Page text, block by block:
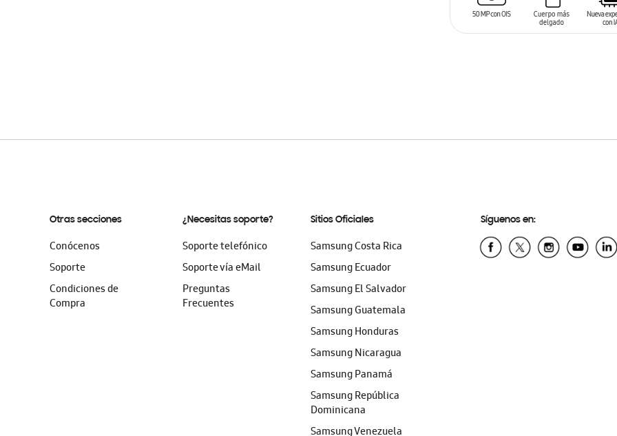
Otras secciones
Conócenos
Soporte
Condiciones de
Compra
¿Necesitas soporte?
Soporte telefónico
Soporte vía eMail
Preguntas
Frecuentes
Sitios Oficiales
Samsung Costa Rica
Samsung Ecuador
Samsung El Salvador
Samsung Guatemala
Samsung Honduras
Samsung Nicaragua
Samsung Panamá
Samsung República
Dominicana
Samsung Venezuela
Síguenos en: